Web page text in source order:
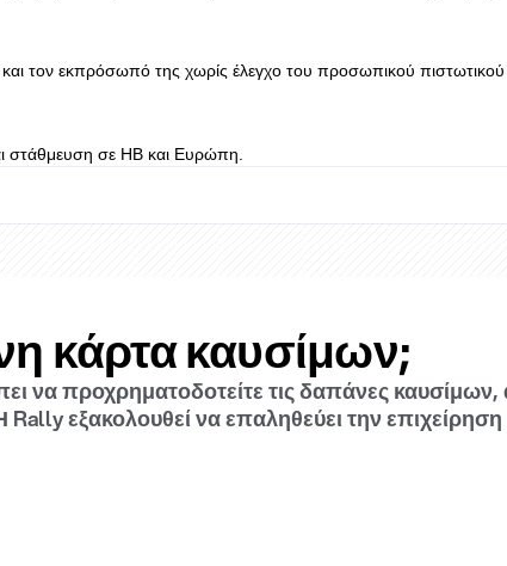
τον εκπρόσωπό της χωρίς έλεγχο του προσωπικού
στάθμευση σε ΗΒ και Ευρώπη.
κάρτα καυσίμων;
να προχρηματοδοτείτε τις δαπάνες καυσίμων,
εξακολουθεί να επαληθεύει την